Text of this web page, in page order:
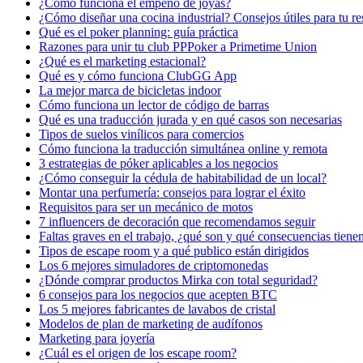
¿Cómo diseñar una cocina industrial? Consejos útiles para tu
Qué es el poker planning: guía práctica
Razones para unir tu club PPPoker a Primetime Union
¿Qué es el marketing estacional?
Qué es y cómo funciona ClubGG App
La mejor marca de bicicletas indoor
Cómo funciona un lector de código de barras
Qué es una traducción jurada y en qué casos son necesarias
Tipos de suelos vinílicos para comercios
Cómo funciona la traducción simultánea online y remota
3 estrategias de póker aplicables a los negocios
¿Cómo conseguir la cédula de habitabilidad de un local?
Montar una perfumería: consejos para lograr el éxito
Requisitos para ser un mecánico de motos
7 influencers de decoración que recomendamos seguir
Faltas graves en el trabajo, ¿qué son y qué consecuencias
Tipos de escape room y a qué publico están dirigidos
Los 6 mejores simuladores de criptomonedas
¿Dónde comprar productos Mirka con total seguridad?
6 consejos para los negocios que acepten BTC
Los 5 mejores fabricantes de lavabos de cristal
Modelos de plan de marketing de audífonos
Marketing para joyería
¿Cuál es el origen de los escape room?